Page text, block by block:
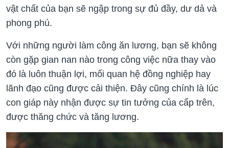
vật chất của bạn sẽ ngập trong sự đủ đầy, dư dả và
phong phú.
Với những người làm công ăn lương, bạn sẽ không
còn gặp gian nan nào trong công việc nữa thay vào
đó là luôn thuận lợi, mối quan hệ đồng nghiệp hay
lãnh đạo cũng được cải thiện. Đây cũng chính là lúc
con giáp này nhận được sự tin tưởng của cấp trên,
được thăng chức và tăng lương.